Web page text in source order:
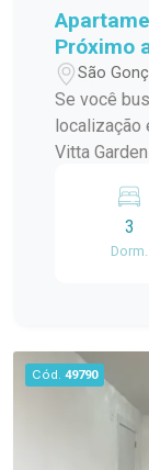
Próximo
São
Se você
localização
Vitta
ele
para
é funcional,
facilitando
praticidade e
3
Dorm.
Cód. 49790